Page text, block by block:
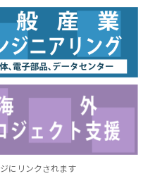
にリンクされます